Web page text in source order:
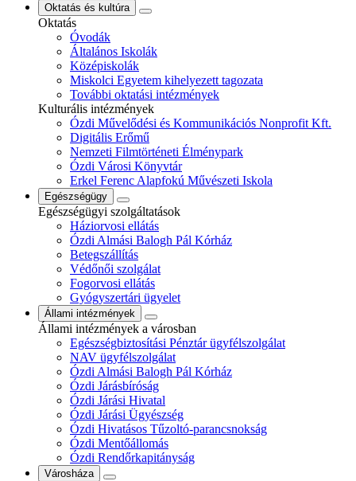
Oktatás és kultúra
Oktatás
Óvodák
Általános Iskolák
Középiskolák
Miskolci Egyetem kihelyezett tagozata
További oktatási intézmények
Kulturális intézmények
Ózdi Művelődési és Kommunikációs Nonprofit Kft.
Digitális Erőmű
Nemzeti Filmtörténeti Élménypark
Ózdi Városi Könyvtár
Erkel Ferenc Alapfokú Művészeti Iskola
Egészségügy
Egészségügyi szolgáltatások
Háziorvosi ellátás
Ózdi Almási Balogh Pál Kórház
Betegszállítás
Védőnői szolgálat
Fogorvosi ellátás
Gyógyszertári ügyelet
Állami intézmények
Állami intézmények a városban
Egészségbiztosítási Pénztár ügyfélszolgálat
NAV ügyfélszolgálat
Ózdi Almási Balogh Pál Kórház
Ózdi Járásbíróság
Ózdi Járási Hivatal
Ózdi Járási Ügyészség
Ózdi Hivatásos Tűzoltó-parancsnokság
Ózdi Mentőállomás
Ózdi Rendőrkapitányság
Városháza